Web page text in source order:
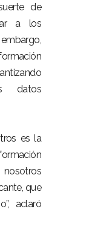
de
a los
datos
es la
que
aclaró